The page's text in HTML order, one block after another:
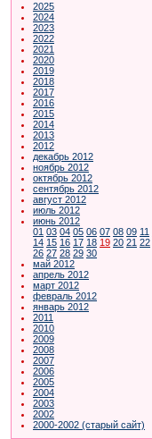
2025
2024
2023
2022
2021
2020
2019
2018
2017
2016
2015
2014
2013
2012
декабрь 2012
ноябрь 2012
октябрь 2012
сентябрь 2012
август 2012
июль 2012
июнь 2012
01 03 04 05 06 07 08 09 11
14 15 16 17 18 19 20 21 22
26 27 28 29 30
май 2012
апрель 2012
март 2012
февраль 2012
январь 2012
2011
2010
2009
2008
2007
2006
2005
2004
2003
2002
2000-2002 (старый сайт)